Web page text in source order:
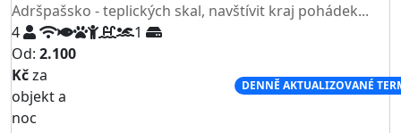
Adršpašsko - teplických skal, navštívit kraj pohádek...
4
1
Od: 2.100
Kčza
objekt a
noc
DENNĚ AKTUALIZOVANÉ